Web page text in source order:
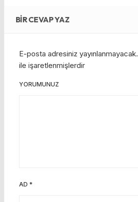
BIR CEVAP YAZ
E-posta adresiniz yayınlanmayacak.
ile işaretlenmişlerdir
YORUMUNUZ
AD *